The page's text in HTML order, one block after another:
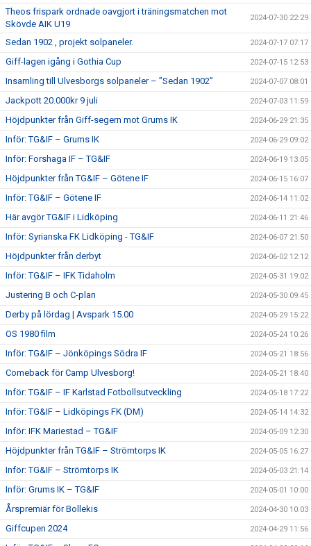
Theos frispark ordnade oavgjort i träningsmatchen mot
Skövde AIK U19
2024-07-30 22:29
Sedan 1902 , projekt solpaneler. 2024-07-17 07:17
Giff-lagen igång i Gothia Cup 2024-07-15 12:53
Insamling till Ulvesborgs solpaneler – ”Sedan 1902” 2024-07-07 08:01
Jackpott 20.000kr 9 juli 2024-07-03 11:59
Höjdpunkter från Giff-segern mot Grums IK 2024-06-29 21:35
Inför: TG&IF – Grums IK 2024-06-29 09:02
Inför: Forshaga IF – TG&IF 2024-06-19 13:05
Höjdpunkter från TG&IF – Götene IF 2024-06-15 16:07
Inför: TG&IF – Götene IF 2024-06-14 11:02
Här avgör TG&IF i Lidköping 2024-06-11 21:46
Inför: Syrianska FK Lidköping - TG&IF 2024-06-07 21:50
Höjdpunkter från derbyt 2024-06-02 12:12
Inför: TG&IF – IFK Tidaholm 2024-05-31 19:02
Justering B och C-plan 2024-05-30 09:45
Derby på lördag | Avspark 15.00 2024-05-29 15:22
OS 1980 film 2024-05-24 10:26
Inför: TG&IF – Jönköpings Södra IF 2024-05-21 18:56
Comeback för Camp Ulvesborg! 2024-05-21 18:40
Inför: TG&IF – IF Karlstad Fotbollsutveckling 2024-05-18 17:22
Inför: TG&IF – Lidköpings FK (DM) 2024-05-14 14:32
Inför: IFK Mariestad – TG&IF 2024-05-09 12:30
Höjdpunkter från TG&IF – Strömtorps IK 2024-05-05 16:27
Inför: TG&IF – Strömtorps IK 2024-05-03 21:14
Inför: Grums IK – TG&IF 2024-05-01 10:00
Årspremiär för Bollekis 2024-04-30 10:03
Giffcupen 2024 2024-04-29 11:56